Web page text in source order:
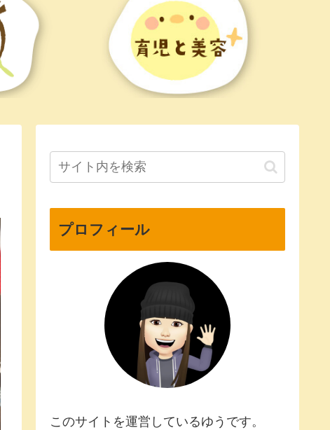
プロフィール
このサイトを運営しているゆうです。